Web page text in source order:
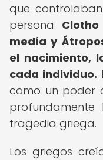
que
persona.
medía y
el nacimiento,
cada individuo.
como un poder
tragedia griega.
Los griegos